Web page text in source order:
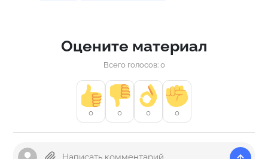
Оцените материал
Всего голосов: 0
0 0 0 0